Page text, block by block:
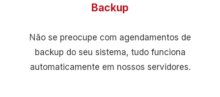
Backup
Não se preocupe com agendamentos de
backup do seu sistema, tudo funciona
automaticamente em nossos servidores.